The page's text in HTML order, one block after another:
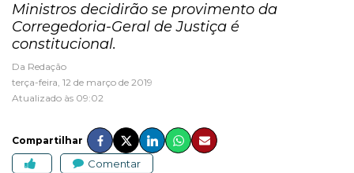
Ministros decidirão se provimento da
Corregedoria-Geral de Justiça é
constitucional.
Da Redação
terça-feira, 12 de março de 2019
Atualizado às 09:02
Compartilhar
Comentar